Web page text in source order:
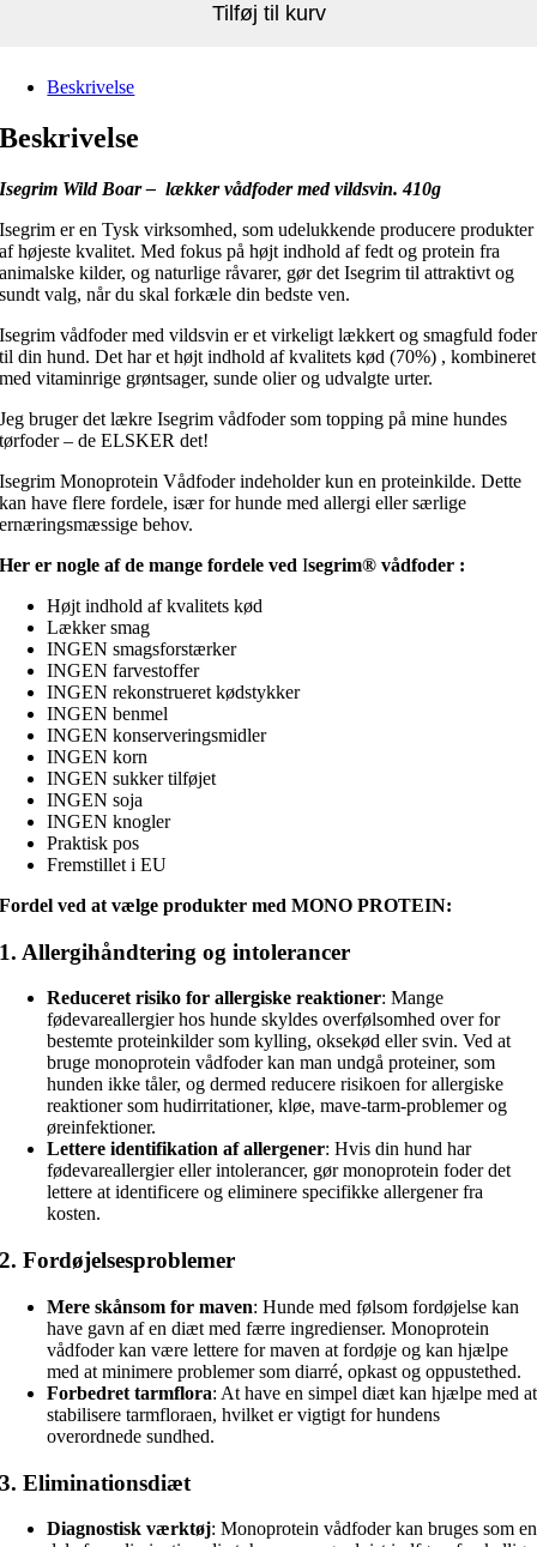
Tilføj til kurv
Beskrivelse
Beskrivelse
Isegrim Wild Boar – lækker vådfoder med vildsvin. 410g
Isegrim er en Tysk virksomhed, som udelukkende producere produkter
af højeste kvalitet. Med fokus på højt indhold af fedt og protein fra
animalske kilder, og naturlige råvarer, gør det Isegrim til attraktivt og
sundt valg, når du skal forkæle din bedste ven.
Isegrim vådfoder med vildsvin er et virkeligt lækkert og smagfuld foder
til din hund. Det har et højt indhold af kvalitets kød (70%) , kombineret
med vitaminrige grøntsager, sunde olier og udvalgte urter.
Jeg bruger det lækre Isegrim vådfoder som topping på mine hundes
tørfoder – de ELSKER det!
Isegrim Monoprotein Vådfoder indeholder kun en proteinkilde. Dette
kan have flere fordele, især for hunde med allergi eller særlige
ernæringsmæssige behov.
Her er nogle af de mange fordele ved Isegrim® vådfoder :
Højt indhold af kvalitets kød
Lækker smag
INGEN smagsforstærker
INGEN farvestoffer
INGEN rekonstrueret kødstykker
INGEN benmel
INGEN konserveringsmidler
INGEN korn
INGEN sukker tilføjet
INGEN soja
INGEN knogler
Praktisk pos
Fremstillet i EU
Fordel ved at vælge produkter med MONO PROTEIN:
1. Allergihåndtering og intolerancer
Reduceret risiko for allergiske reaktioner: Mange
fødevareallergier hos hunde skyldes overfølsomhed over for
bestemte proteinkilder som kylling, oksekød eller svin. Ved at
bruge monoprotein vådfoder kan man undgå proteiner, som
hunden ikke tåler, og dermed reducere risikoen for allergiske
reaktioner som hudirritationer, kløe, mave-tarm-problemer og
øreinfektioner.
Lettere identifikation af allergener: Hvis din hund har
fødevareallergier eller intolerancer, gør monoprotein foder det
lettere at identificere og eliminere specifikke allergener fra
kosten.
2.Fordøjelsesproblemer
Mere skånsom for maven: Hunde med følsom fordøjelse kan
have gavn af en diæt med færre ingredienser. Monoprotein
vådfoder kan være lettere for maven at fordøje og kan hjælpe
med at minimere problemer som diarré, opkast og oppustethed.
Forbedret tarmflora: At have en simpel diæt kan hjælpe med at
stabilisere tarmfloraen, hvilket er vigtigt for hundens
overordnede sundhed.
3.Eliminationsdiæt
Diagnostisk værktøj: Monoprotein vådfoder kan bruges som en